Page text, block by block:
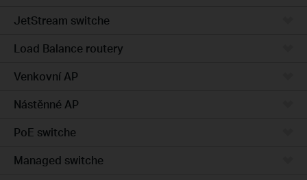
JetStream switche
Load Balance routery
Venkovní AP
Nástěnné AP
PoE switche
Managed switche